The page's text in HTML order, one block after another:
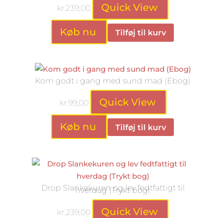
kr. 239,00 Quick View
Køb nu Tilføj til kurv
Kom godt i gang med sund mad (Ebog)
kr. 99,00 Quick View
Køb nu Tilføj til kurv
Drop Slankekuren og lev fedtfattigt til
hverdag (Trykt bog)
kr. 239,00 Quick View